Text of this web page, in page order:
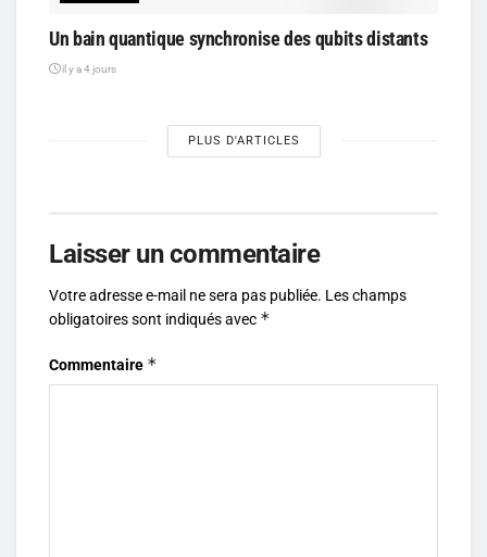
Un bain quantique synchronise des qubits distants
il y a 4 jours
PLUS D'ARTICLES
Laisser un commentaire
Votre adresse e-mail ne sera pas publiée. Les champs
obligatoires sont indiqués avec *
Commentaire *